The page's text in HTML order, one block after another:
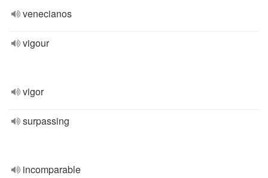
venecianos
vigour
vigor
surpassing
incomparable